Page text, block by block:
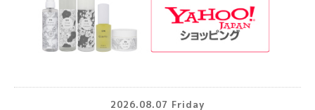
2026.08.07 Friday